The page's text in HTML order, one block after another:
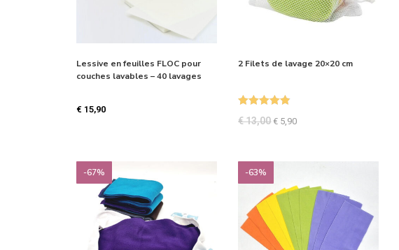
Lessive en feuilles FLOC pour
couches lavables – 40 lavages
€ 15,90
2 Filets de lavage 20×20 cm
€13,00 € 5,90
-67% -63%